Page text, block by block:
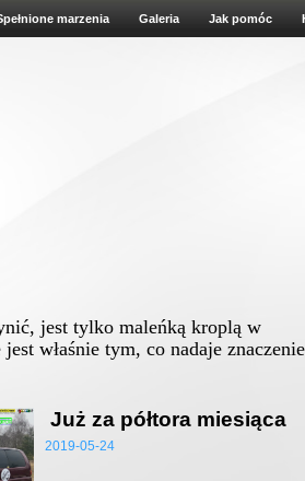
marzenia Galeria Jak pomóc
jest tylko maleńką kroplą w
właśnie tym, co nadaje znaczenie
Już za półtora miesiąca
2019-05-24